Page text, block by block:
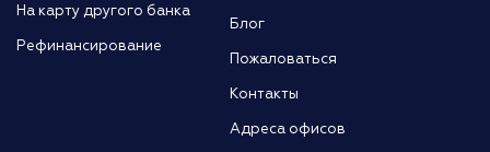
На карту другого банка
Рефинансирование
Блог
Пожаловаться
Контакты
Адреса офисов